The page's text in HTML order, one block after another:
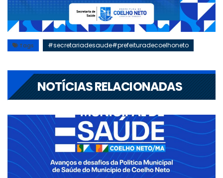
Tags #secretariadesaude#prefeituradecoelhoneto
NOTÍCIAS RELACIONADAS